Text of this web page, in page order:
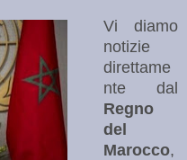
Vi diamo
notizie
direttame
nte dal
Regno
del
Marocco,